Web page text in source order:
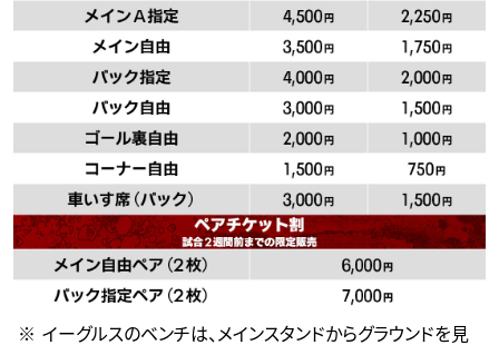
イーグルスのベンチは、メインスタンドからグラウンドを見